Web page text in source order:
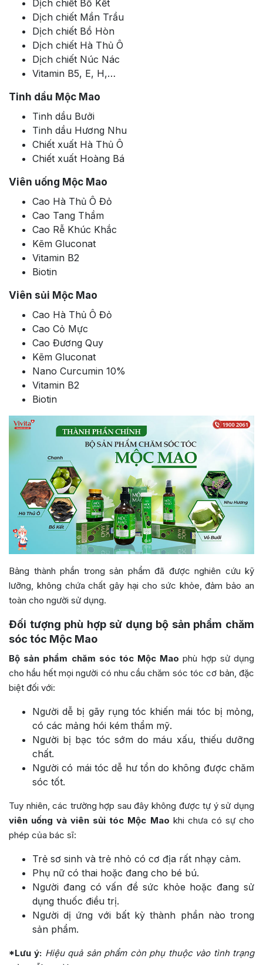
Dịch chiết Bồ Kết
Dịch chiết Mần Trầu
Dịch chiết Bồ Hòn
Dịch chiết Hà Thủ Ô
Dịch chiết Núc Nác
Vitamin B5, E, H,…
Tinh dầu Mộc Mao
Tinh dầu Bưởi
Tinh dầu Hương Nhu
Chiết xuất Hà Thủ Ô
Chiết xuất Hoàng Bá
Viên uống Mộc Mao
Cao Hà Thủ Ô Đỏ
Cao Tang Thầm
Cao Rễ Khúc Khắc
Kẽm Gluconat
Vitamin B2
Biotin
Viên sủi Mộc Mao
Cao Hà Thủ Ô Đỏ
Cao Cỏ Mực
Cao Đương Quy
Kẽm Gluconat
Nano Curcumin 10%
Vitamin B2
Biotin
Bảng thành phần trong sản phẩm đã được nghiên cứu kỹ
lưỡng, không chứa chất gây hại cho sức khỏe, đảm bảo an
toàn cho người sử dụng.
Đối tượng phù hợp sử dụng bộ sản phẩm chăm
sóc tóc Mộc Mao
Bộ sản phẩm chăm sóc tóc Mộc Mao phù hợp sử dụng
cho hầu hết mọi người có nhu cầu chăm sóc tóc cơ bản, đặc
biệt đối với:
Người dễ bị gãy rụng tóc khiến mái tóc bị mỏng,
có các mảng hói kém thẩm mỹ.
Người bị bạc tóc sớm do máu xấu, thiếu dưỡng
chất.
Người có mái tóc dễ hư tổn do không được chăm
sóc tốt.
Tuy nhiên, các trường hợp sau đây không được tự ý sử dụng
viên uống và viên sủi tóc Mộc Mao khi chưa có sự cho
phép của bác sĩ:
Trẻ sơ sinh và trẻ nhỏ có cơ địa rất nhạy cảm.
Phụ nữ có thai hoặc đang cho bé bú.
Người đang có vấn đề sức khỏe hoặc đang sử
dụng thuốc điều trị.
Người dị ứng với bất kỳ thành phần nào trong
sản phẩm.
*Lưu ý: Hiệu quả sản phẩm còn phụ thuộc vào tình trạng